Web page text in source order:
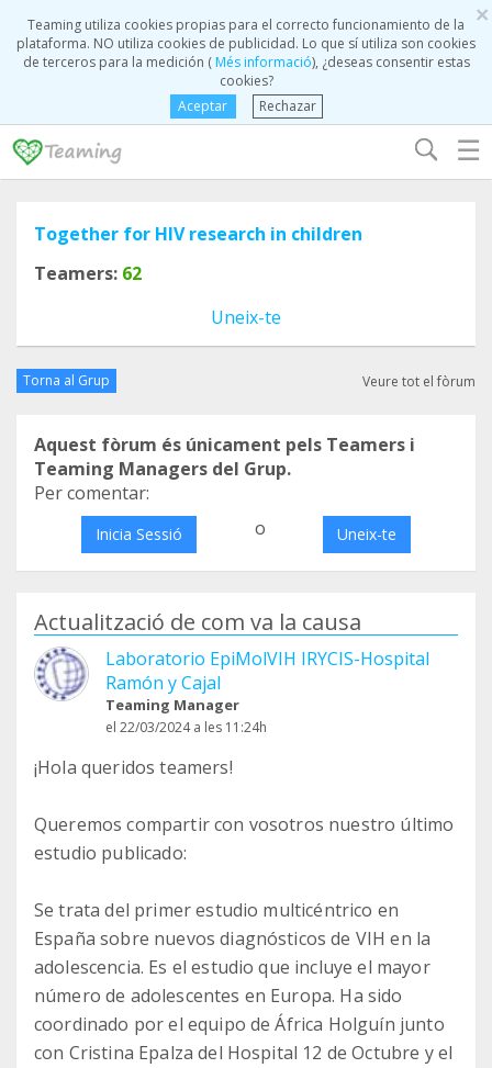
×
Teaming utiliza cookies propias para el correcto funcionamiento de la
plataforma. NO utiliza cookies de publicidad. Lo que sí utiliza son cookies
de terceros para la medición (Més informació), ¿deseas consentir estas
cookies?
Aceptar
Rechazar
☰
Together for HIV research in children
Teamers: 62
Uneix-te
Torna al Grup Veure tot el fòrum
Aquest fòrum és únicament pels Teamers i
Teaming Managers del Grup.
Per comentar:
Inicia Sessió o Uneix-te
Actualització de com va la causa
Laboratorio EpiMolVIH IRYCIS-Hospital
Ramón y Cajal
Teaming Manager
el 22/03/2024 a les 11:24h
¡Hola queridos teamers!
Queremos compartir con vosotros nuestro último
estudio publicado:
Se trata del primer estudio multicéntrico en
España sobre nuevos diagnósticos de VIH en la
adolescencia. Es el estudio que incluye el mayor
número de adolescentes en Europa. Ha sido
coordinado por el equipo de África Holguín junto
con Cristina Epalza del Hospital 12 de Octubre y el